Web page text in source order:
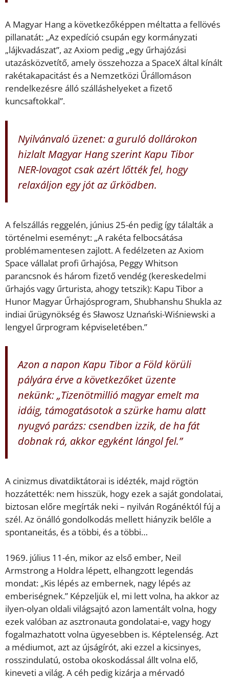
A Magyar Hang a következőképpen méltatta a fellövés
pillanatát: „Az expedíció csupán egy kormányzati
„lájkvadászat”, az Axiom pedig „egy űrhajózási
utazásközvetítő, amely összehozza a SpaceX által kínált
rakétakapacitást és a Nemzetközi Űrállomáson
rendelkezésre álló szálláshelyeket a fizető
kuncsaftokkal”.
Nyilvánvaló üzenet: a guruló dollárokon
hizlalt Magyar Hang szerint Kapu Tibor
NER-lovagot csak azért lőtték fel, hogy
relaxáljon egy jót az űrködben.
A felszállás reggelén, június 25-én pedig így tálalták a
történelmi eseményt: „A rakéta felbocsátása
problémamentesen zajlott. A fedélzeten az Axiom
Space vállalat profi űrhajósa, Peggy Whitson
parancsnok és három fizető vendég (kereskedelmi
űrhajós vagy űrturista, ahogy tetszik): Kapu Tibor a
Hunor Magyar Űrhajósprogram, Shubhanshu Shukla az
indiai űrügynökség és Sławosz Uznański-Wiśniewski a
lengyel űrprogram képviseletében.”
Azon a napon Kapu Tibor a Föld körüli
pályára érve a következőket üzente
nekünk: „Tizenötmillió magyar emelt ma
idáig, támogatásotok a szürke hamu alatt
nyugvó parázs: csendben izzik, de ha fát
dobnak rá, akkor egyként lángol fel.”
A cinizmus divatdiktátorai is idézték, majd rögtön
hozzátették: nem hisszük, hogy ezek a saját gondolatai,
biztosan előre megírták neki – nyilván Rogánéktól fúj a
szél. Az önálló gondolkodás mellett hiányzik belőle a
spontaneitás, és a többi, és a többi…
1969. július 11-én, mikor az első ember, Neil
Armstrong a Holdra lépett, elhangzott legendás
mondat: „Kis lépés az embernek, nagy lépés az
emberiségnek.” Képzeljük el, mi lett volna, ha akkor az
ilyen-olyan oldali világsajtó azon lamentált volna, hogy
ezek valóban az asztronauta gondolatai-e, vagy hogy
fogalmazhatott volna ügyesebben is. Képtelenség. Azt
a médiumot, azt az újságírót, aki ezzel a kicsinyes,
rosszindulatú, ostoba okoskodással állt volna elő,
kineveti a világ. A céh pedig kizárja a mérvadó